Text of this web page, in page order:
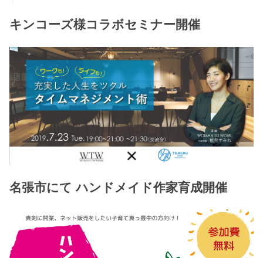
キンコーズ様コラボセミナー開催
名張市にて ハンドメイド作家育成開催